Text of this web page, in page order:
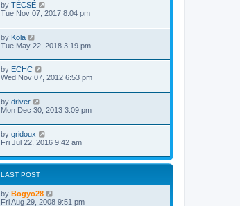
by TÉCSÉ
Tue Nov 07, 2017 8:04 pm
by Kola
Tue May 22, 2018 3:19 pm
by ECHC
Wed Nov 07, 2012 6:53 pm
by driver
Mon Dec 30, 2013 3:09 pm
by gridoux
Fri Jul 22, 2016 9:42 am
LAST POST
by Bogyo28
Fri Aug 29, 2008 9:51 pm